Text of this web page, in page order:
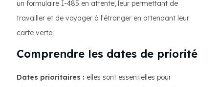
un formulaire I-485 en attente, leur permettant de
travailler et de voyager à l'étranger en attendant leur
carte verte.
Comprendre les dates de priorité
Dates prioritaires : elles sont essentielles pour